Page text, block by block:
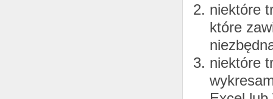
niektóre
które
niektóre